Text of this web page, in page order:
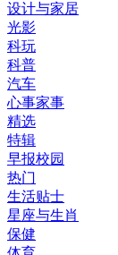
设计与家居
光影
科玩
科普
汽车
心事家事
精选
特辑
早报校园
热门
生活贴士
星座与生肖
保健